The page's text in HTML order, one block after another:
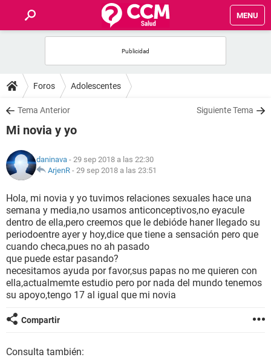
MENU
FOROS
SALUD
NUTRICIÓN
BIENESTAR
SEXUALIDAD
GLOSARIO
Foros Adolescentes
Tema Anterior Siguiente Tema
Mi novia y yo
daninava - 29 sep 2018 a las 22:30
ArjenR - 29 sep 2018 a las 23:51
Hola, mi novia y yo tuvimos relaciones sexuales hace una
semana y media,no usamos anticonceptivos,no eyacule
dentro de ella,pero creemos que le debióde haner llegado su
periodoentre ayer y hoy,dice que tiene a sensación pero que
cuando checa,pues no ah pasado
que puede estar pasando?
necesitamos ayuda por favor,sus papas no me quieren con
ella,actualmemte estudio pero por nada del mundo tenemos
su apoyo,tengo 17 al igual que mi novia
Compartir
Consulta también: